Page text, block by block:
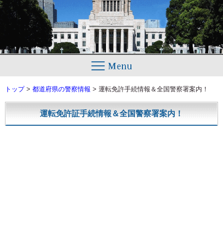
トップ > 都道府県の警察情報 > 運転免許手続情報＆全国警察署案内！
運転免許証手続情報＆全国警察署案内！